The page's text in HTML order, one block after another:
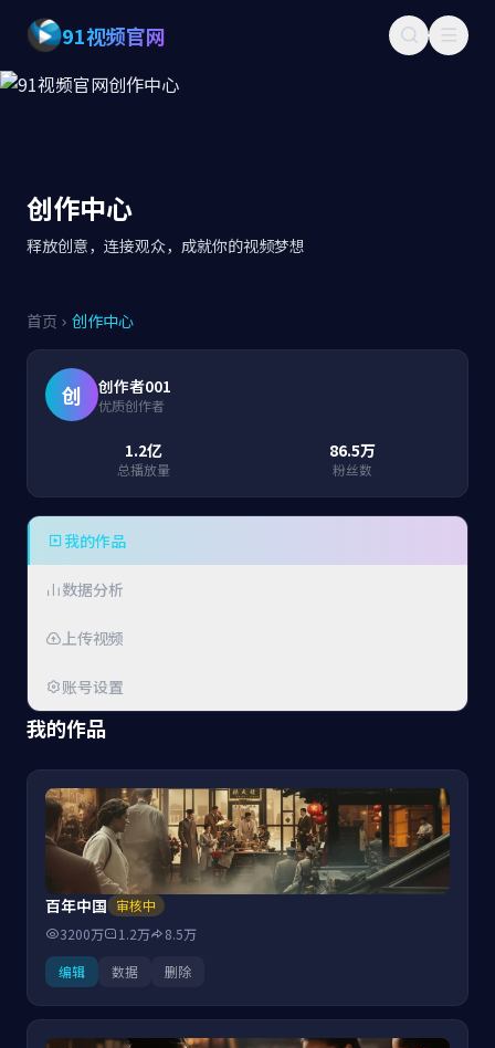
91视频官网
91视频官网
创作中心
释放创意，连接观众，成就你的视频梦想
首页 创作中心
创 创作者001
优质创作者
1.2亿
总播放量
86.5万
粉丝数
我的作品
数据分析
上传视频
账号设置
我的作品
百年中国 审核中
3200万
1.2万
8.5万
编辑
数据 删除